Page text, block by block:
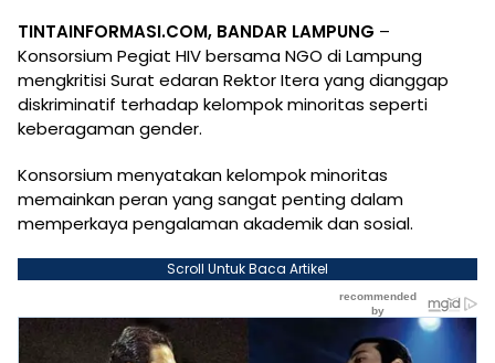
TINTAINFORMASI.COM, BANDAR LAMPUNG –
Konsorsium Pegiat HIV bersama NGO di Lampung
mengkritisi Surat edaran Rektor Itera yang dianggap
diskriminatif terhadap kelompok minoritas seperti
keberagaman gender.
Konsorsium menyatakan kelompok minoritas
memainkan peran yang sangat penting dalam
memperkaya pengalaman akademik dan sosial.
Scroll Untuk Baca Artikel